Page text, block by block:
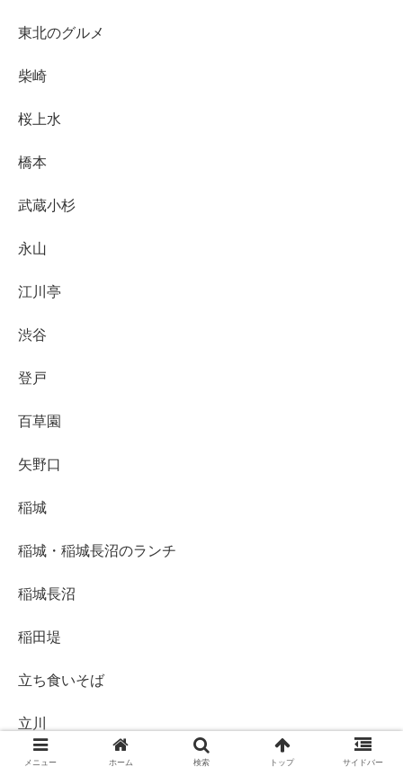
東北のグルメ
柴崎
桜上水
橋本
武蔵小杉
永山
江川亭
渋谷
登戸
百草園
矢野口
稲城
稲城・稲城長沼のランチ
稲城長沼
稲田堤
立ち食いそば
立川
笹塚
メニュー ホーム 検索 トップ サイドバー